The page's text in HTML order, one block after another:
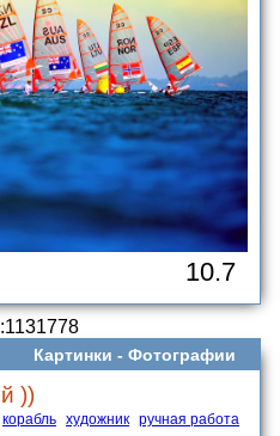
10.7
Картинки - Фотографии
))
корабль художник ручная работа